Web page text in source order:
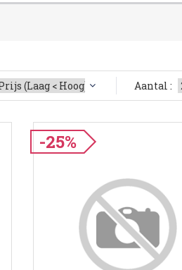
Aantal :
-25%